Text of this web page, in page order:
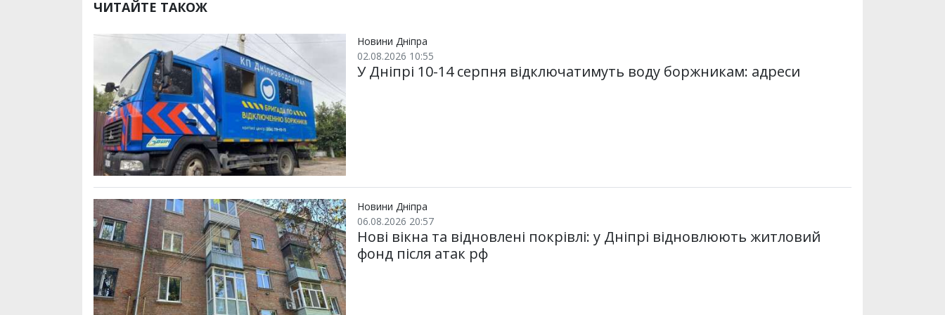
и k
ЧИТАЙТЕ ТАКОЖ
Новини Дніпра
02.08.2026 10:55
У Дніпрі 10-14 серпня відключатимуть воду боржникам: адреси
Новини Дніпра
06.08.2026 20:57
Нові вікна та відновлені покрівлі: у Дніпрі відновлюють житловий
фонд після атак рф